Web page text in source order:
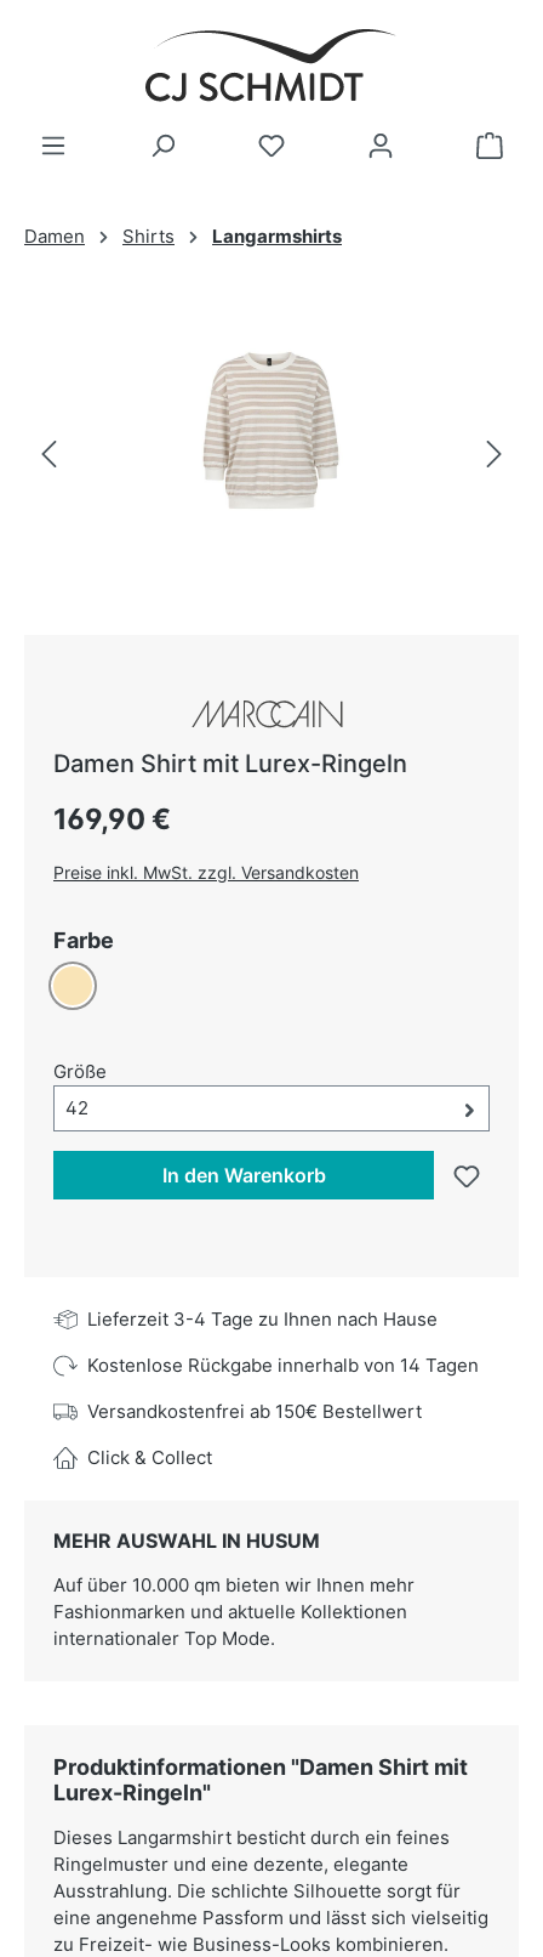
Zum Hauptinhalt springen
Damen Shirts Langarmshirts
Damen Shirt mit Lurex-Ringeln
Regulärer Preis:
169,90 €
Preise inkl. MwSt. zzgl. Versandkosten
Farbe
Beige
Größe
Größe-Auswahl öffnen, aktuell ausgewählt:
42
In den Warenkorb
Lieferzeit 3-4 Tage zu Ihnen nach Hause
Kostenlose Rückgabe innerhalb von 14 Tagen
Versandkostenfrei ab 150€ Bestellwert
Click & Collect
MEHR AUSWAHL IN HUSUM
Auf über 10.000 qm bieten wir Ihnen mehr
Fashionmarken und aktuelle Kollektionen
internationaler Top Mode.
Produktinformationen "Damen Shirt mit
Lurex-Ringeln"
Dieses Langarmshirt besticht durch ein feines
Ringelmuster und eine dezente, elegante
Ausstrahlung. Die schlichte Silhouette sorgt für
eine angenehme Passform und lässt sich vielseitig
zu Freizeit- wie Business-Looks kombinieren.